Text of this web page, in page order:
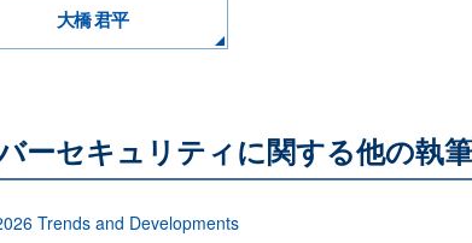
大橋 君平
ーセキュリティに関する他の執
Trends and Developments